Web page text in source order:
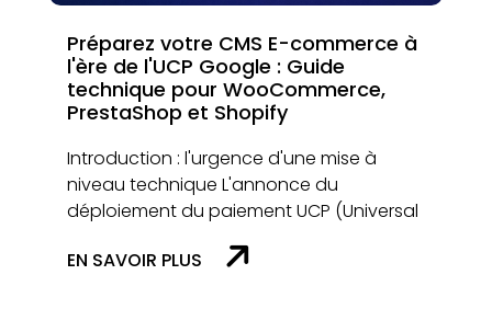
Préparez votre CMS E-commerce à
l'ère de l'UCP Google : Guide
technique pour WooCommerce,
PrestaShop et Shopify
Introduction : l'urgence d'une mise à
niveau technique L'annonce du
déploiement du paiement UCP (Universal
EN SAVOIR PLUS